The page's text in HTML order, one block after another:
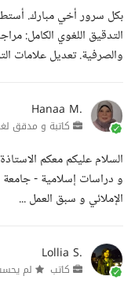
بكل سرور أخي مبارك.
التدقيق اللغوي الكامل:
والصرفية. تعديل علامات
Hanaa M.
كاتبة و مدقق
السلام عليكم معكم
و دراسات إسلامية - جامعة
الإملائي و سبق العمل ...
Lollia S.
كاتب لم